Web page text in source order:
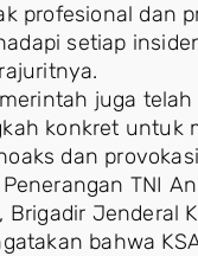
profesional dan
setiap
juga
konkret untuk
dan
TNI
Brigadir Jenderal
bahwa